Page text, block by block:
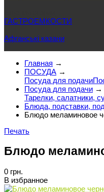
ГАСТРОЕМКОСТИ
Афганські казани
Главная →
ПОСУДА →
Посуда для подачи
Посуда для подачи →
Тарелки, салатники,
Блюда, подставки,
Блюдо меламиновое
Печать
Блюдо
0 грн.
В избранное